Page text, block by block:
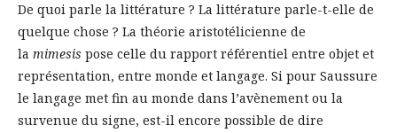
De quoi parle la littérature ? La littérature parle-t-elle de
quelque chose ? La théorie aristotélicienne de
la mimesis pose celle du rapport référentiel entre objet et
représentation, entre monde et langage. Si pour Saussure
le langage met fin au monde dans l’avènement ou la
survenue du signe, est-il encore possible de dire